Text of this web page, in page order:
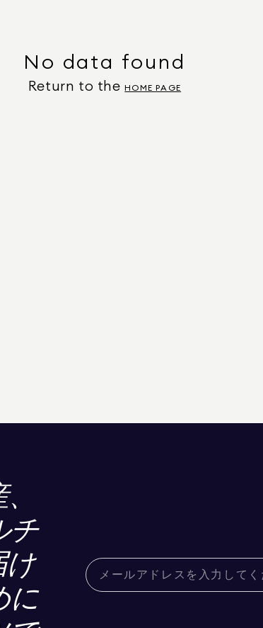
No data found
Return to the HOME PAGE
チ
に